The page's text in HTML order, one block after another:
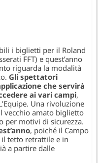
i biglietti per il Roland
FFT) e quest’anno
riguarda la modalità
Gli spettatori
che servirà
ai vari campi,
. Una rivoluzione
vecchio amato biglietto
per motivi di sicurezza.
, poiché il Campo
il tetto retrattile e in
a partire dalle